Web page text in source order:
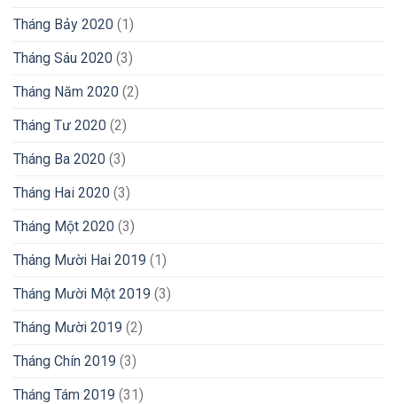
Tháng Bảy 2020 (1)
Tháng Sáu 2020 (3)
Tháng Năm 2020 (2)
Tháng Tư 2020 (2)
Tháng Ba 2020 (3)
Tháng Hai 2020 (3)
Tháng Một 2020 (3)
Tháng Mười Hai 2019 (1)
Tháng Mười Một 2019 (3)
Tháng Mười 2019 (2)
Tháng Chín 2019 (3)
Tháng Tám 2019 (31)